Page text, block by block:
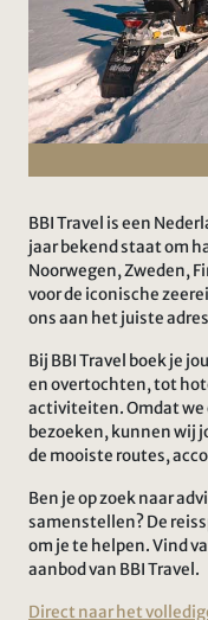
BBI Travel is een
jaar bekend staat om
Noorwegen, Zweden,
voor de iconische
ons aan het juiste
Bij BBI Travel boek je
en overtochten, tot
activiteiten. Omdat
bezoeken, kunnen wij
de mooiste routes,
Ben je op zoek naar
samenstellen? De
om je te helpen. Vind
aanbod van BBI Travel.
Direct naar het